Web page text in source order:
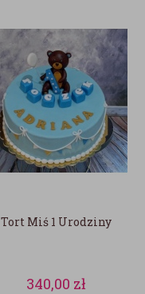
Tort Miś 1 Urodziny
340,00 zł